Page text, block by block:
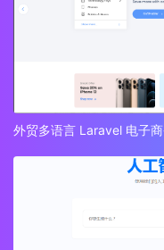
外贸多语言 Laravel 电子